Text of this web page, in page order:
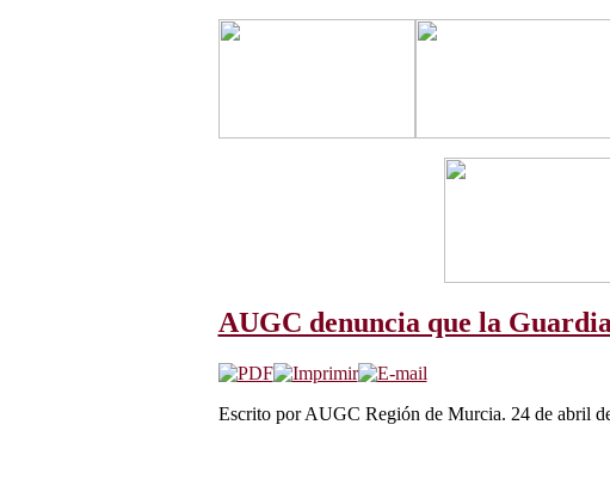
AUGC denuncia que la
Escrito por AUGC Región de Murcia. 24 de abril